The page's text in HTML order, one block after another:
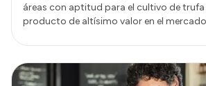
áreas con aptitud para el cultivo de trufa
producto de altísimo valor en el